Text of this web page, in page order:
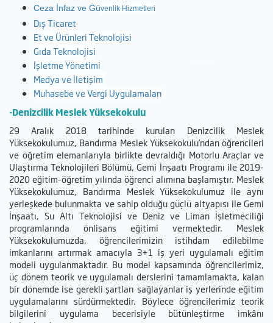
Ceza İnfaz ve Güvenlik Hizmetleri
Dış Ticaret
Et ve Ürünleri Teknolojisi
Gıda Teknolojisi
İşletme Yönetimi
Medya ve İletişim
Muhasebe ve Vergi Uygulamaları
-Denizcilik Meslek Yüksekokulu
29 Aralık 2018 tarihinde kurulan Denizcilik Meslek
Yüksekokulumuz, Bandırma Meslek Yüksekokulu’ndan öğrencileri
ve öğretim elemanlarıyla birlikte devraldığı Motorlu Araçlar ve
Ulaştırma Teknolojileri Bölümü, Gemi İnşaatı Programı ile 2019-
2020 eğitim-öğretim yılında öğrenci alımına başlamıştır. Meslek
Yüksekokulumuz, Bandırma Meslek Yüksekokulumuz ile aynı
yerleşkede bulunmakta ve sahip olduğu güçlü altyapısı ile Gemi
İnşaatı, Su Altı Teknolojisi ve Deniz ve Liman İşletmeciliği
programlarında önlisans eğitimi vermektedir. Meslek
Yüksekokulumuzda, öğrencilerimizin istihdam edilebilme
imkanlarını artırmak amacıyla 3+1 iş yeri uygulamalı eğitim
modeli uygulanmaktadır. Bu model kapsamında öğrencilerimiz,
üç dönem teorik ve uygulamalı derslerini tamamlamakta, kalan
bir dönemde ise gerekli şartları sağlayanlar iş yerlerinde eğitim
uygulamalarını sürdürmektedir. Böylece öğrencilerimiz teorik
bilgilerini uygulama becerisiyle bütünleştirme imkânı